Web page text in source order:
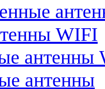
WIFI
антенны
антенны